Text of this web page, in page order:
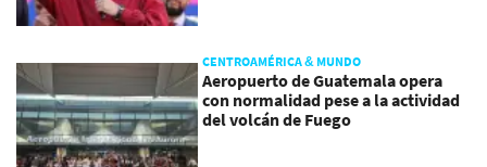
CENTROAMÉRICA & MUNDO
Aeropuerto de Guatemala opera
con normalidad pese a la actividad
del volcán de Fuego